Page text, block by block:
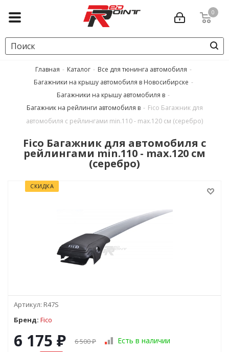
0
Главная - Каталог - Все для тюнинга автомобиля -
Багажники на крышу автомобиля в Новосибирске -
Багажники на крышу автомобиля в -
Багажник на рейлинги автомобиля в - Fico Багажник для
автомобиля с рейлингами min.110 - max.120 см (серебро)
Fico Багажник для автомобиля с
рейлингами min.110 - max.120 см
(серебро)
СКИДКА
Артикул: R47S
Бренд: Fico
6 175 ₽ 6 500₽ Есть в наличии